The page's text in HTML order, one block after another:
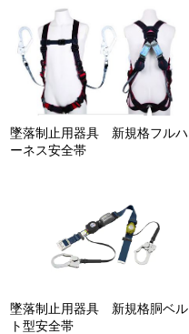
墜落制止用器具 新規格フルハ
ーネス安全帯
墜落制止用器具 新規格胴ベル
ト型安全帯